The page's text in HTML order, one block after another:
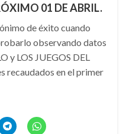
01 DE ABRIL.
de éxito cuando
observando datos
y LOS JUEGOS DEL
recaudados en el primer